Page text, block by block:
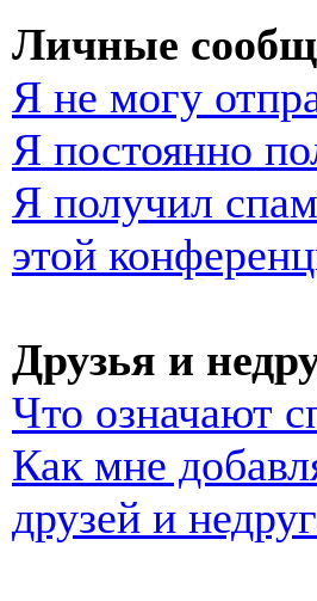
Личные
Я не могу
Я постоянно
Я получил
этой
Друзья и
Что означают
Как мне
друзей и